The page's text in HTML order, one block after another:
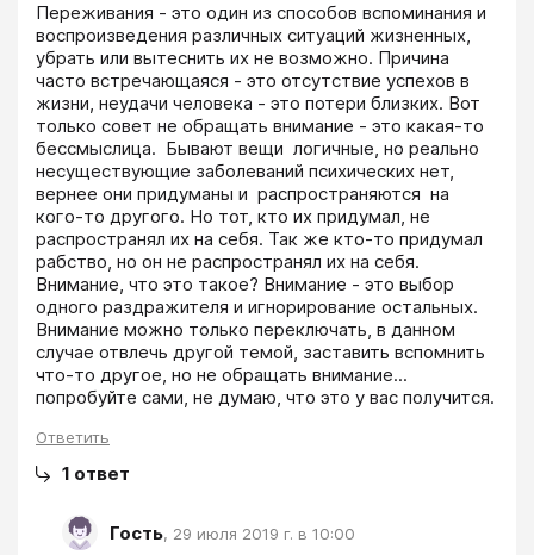
Переживания - это один из способов вспоминания и
воспроизведения различных ситуаций жизненных,
убрать или вытеснить их не возможно. Причина
часто встречающаяся - это отсутствие успехов в
жизни, неудачи человека - это потери близких. Вот
только совет не обращать внимание - это какая-то
бессмыслица.  Бывают вещи  логичные, но реально
несуществующие заболеваний психических нет,
вернее они придуманы и  распространяются  на
кого-то другого. Но тот, кто их придумал, не
распространял их на себя. Так же кто-то придумал
рабство, но он не распространял их на себя.
Внимание, что это такое? Внимание - это выбор
одного раздражителя и игнорирование остальных.
Внимание можно только переключать, в данном
случае отвлечь другой темой, заставить вспомнить
что-то другое, но не обращать внимание...
Ответить
1 ответ
Гость, 29 июля 2019 г. в 10:00